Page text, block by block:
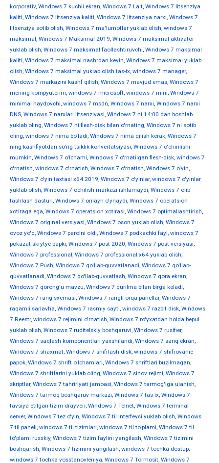
korporativ, Windows 7 kuchli ekran, Windows 7 Lait, Windows 7 litsenziya
kaliti, Windows 7 litsenziya kaliti, Windows 7 litsenziya narxi, Windows 7
litsenziya sotib olish, Windows 7 ma'lumotlar yuklab olish, windows 7
maksimal, Windows 7 Maksimal 2019, Windows 7 maksimal aktivator
yuklab olish, Windows 7 maksimal faollashtiruvchi, Windows 7 maksimal
kaliti, Windows 7 maksimal nashrdan keyin, Windows 7 maksimal yuklab
olish, Windows 7 maksimal yuklab olish tas-ix, windows 7 manager,
Windows 7 markazini kashf qilish, Windows 7 mavjud emas, Windows 7
mening kompyuterim, windows 7 microsoft, windows 7 mini, Windows 7
minimal haydovchi, windows 7 msdn, Windows 7 narxi, Windows 7 narxi
DNS, Windows 7 narxlari litsenziyasi, Windows 7 ni 14:00 dan boshlab
yuklab oling, Windows 7 ni flesh-disk bilan o'rnating, Windows 7 ni sotib
oling, windows 7 nima bo'ladi, Windows 7 nima qilish kerak, Windows 7
ning kashfiyotdan so'ng tsiklik konvertatsiyasi, Windows 7 o'chirilishi
mumkin, Windows 7 o'lchami, Windows 7 o'rnatilgan flesh-disk, windows 7
o'rnatish, windows 7 o'rnatish, Windows 7 o'rnatish, Windows 7 o'yin,
Windows 7 o'yin taxtasi x64 2019, Windows 7 o'yinlar, windows 7 o'yinlar
yuklab olish, Windows 7 ochilish markazi ishlamaydi, Windows 7 olib
tashlash dasturi, Windows 7 onlayn o'ynaydi, Windows 7 operatsion
xotiraga ega, Windows 7 operatsion xotirasi, Windows 7 optimallashtirish,
Windows 7 original versiyasi, Windows 7 oson yuklab olish, Windows 7
ovoz yo'q, Windows 7 parolni oldi, Windows 7 podkachki fayl, windows 7
pokazat skrytye papki, Windows 7 post 2020, Windows 7 post versiyasi,
Windows 7 professional, Windows 7 professional x64 yuklab olish,
Windows 7 Push, Windows 7 qo'llab-quvvatlanadi, Windows 7 qo'llab-
quvvatlanadi, Windows 7 qo'llab-quvvatlash, Windows 7 qora ekran,
Windows 7 qorong'u mavzu, Windows 7 qurilma bilan birga keladi,
Windows 7 rang sxemasi, Windows 7 rangli orqa panellar, Windows 7
raqamli sarlavha, Windows 7 rasmiy sayti, windows 7 razbit disk, Windows
7 Reestr, windows 7 rejimini o'rnatish, Windows 7 ro'yxatdan holda bepul
yuklab olish, Windows 7 ruditelskiy boshqaruvi, Windows 7 rusifier,
Windows 7 saqlash komponentlari yaxshilandi, Windows 7 sariq ekran,
Windows 7 shaxmat, Windows 7 shifrlash disk, windows 7 shifrovanie
papok, Windows 7 shrift o'lchamlari, Windows 7 shriftlari buzilmagan,
Windows 7 shriftlarini yuklab oling, Windows 7 sinov rejimi, Windows 7
skriptlar, Windows 7 tahririyati jamoasi, Windows 7 tarmog'iga ulanish,
Windows 7 tarmoq boshqaruv markazi, Windows 7 tas-ix, Windows 7
tavsiya etilgan tizim drayveri, Windows 7 Telnet, Windows 7 terminal
server, Windows 7 tez o'yin, Windows 7 til interfeysi yuklab olish, Windows
7 til paneli, windows 7 til tizimlari, windows 7 til to'plami, Windows 7 til
to'plami russkiy, Windows 7 tizim faylini yangilash, Windows 7 tizimini
boshqarish, Windows 7 tizimini yangilash, windows 7 tochka dostup,
windows 7 tochka vosstanovleniya, Windows 7 Tormosit, Windows 7